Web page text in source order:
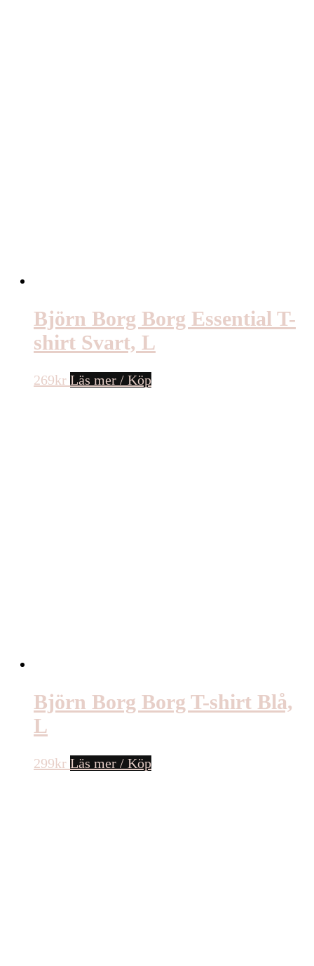
Björn Borg Borg Essential T-
shirt Svart, L
269kr Läs mer / Köp
Björn Borg Borg T-shirt Blå,
L
299kr Läs mer / Köp